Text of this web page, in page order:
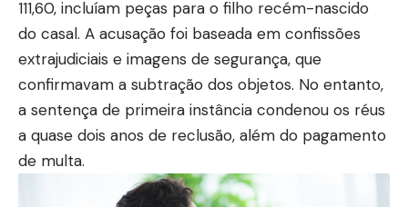
111,60, incluíam peças para o filho recém-nascido
do casal. A acusação foi baseada em confissões
extrajudiciais e imagens de segurança, que
confirmavam a subtração dos objetos. No entanto,
a sentença de primeira instância condenou os réus
a quase dois anos de reclusão, além do pagamento
de multa.